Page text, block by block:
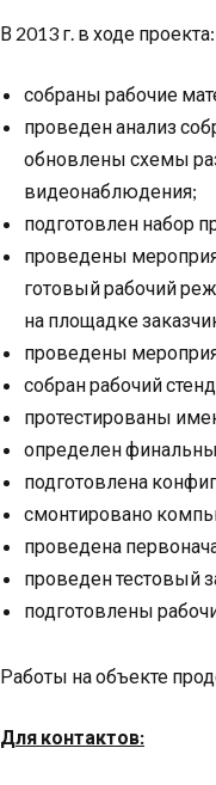
В 2013 г. в ходе проекта:
собраны рабочие
проведен анализ
обновлены схемы
видеонаблюдения;
подготовлен набор
проведены
готовый рабочий
на площадке
проведены
собран рабочий
протестированы
определен
подготовлена
смонтировано
проведена
проведен тестовый
подготовлены
Работы на объекте
Для контактов: